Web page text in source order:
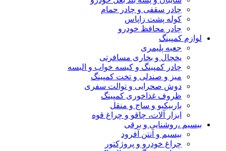
چادر سقفی و چادر حمام
کوله پشت زاپاس
چادر محافظ خودرو
لوازم کمپینگ
جعبه پلیمری
یخچال و بخاری مسافرتی
چادر کمپینگ و کیسه خواب و البسه
میز و صندلی و تخت کمپینگ
دوش صحرایی و توالت سفری
ظروف غذاخوری کمپینگ
باربیکیو و ساج و منقل
ابزار آلات، چاقو و چراغ قوه
بیسیم ،روشنایی و برقی
بیسیم و آنتن آفرود
چراغ خودرو و پروژکتور